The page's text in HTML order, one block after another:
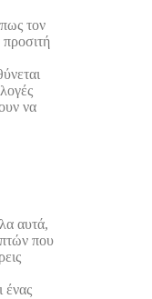
τον
να
αυτά,
που
ένας